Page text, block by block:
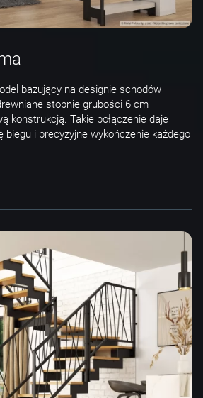
bazujący na designie schodów
stopnie grubości 6 cm
konstrukcją. Takie połączenie daje
biegu i precyzyjne wykończenie każdego